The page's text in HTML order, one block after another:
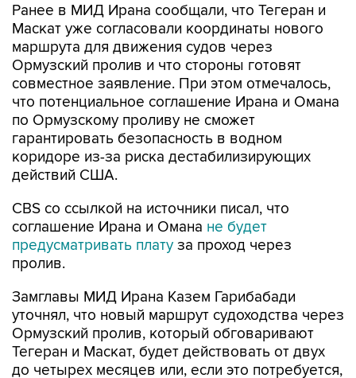
Ранее в МИД Ирана сообщали, что Тегеран и
Маскат уже согласовали координаты нового
маршрута для движения судов через
Ормузский пролив и что стороны готовят
совместное заявление. При этом отмечалось,
что потенциальное соглашение Ирана и Омана
по Ормузскому проливу не сможет
гарантировать безопасность в водном
коридоре из-за риска дестабилизирующих
действий США.
CBS со ссылкой на источники писал, что
соглашение Ирана и Омана не будет
предусматривать плату за проход через
пролив.
Замглавы МИД Ирана Казем Гарибабади
уточнял, что новый маршрут судоходства через
Ормузский пролив, который обговаривают
Тегеран и Маскат, будет действовать от двух
до четырех месяцев или, если это потребуется,